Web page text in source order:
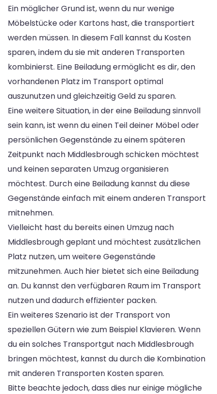
Ein möglicher Grund ist, wenn du nur wenige
Möbelstücke oder Kartons hast, die transportiert
werden müssen. In diesem Fall kannst du Kosten
sparen, indem du sie mit anderen Transporten
kombinierst. Eine Beiladung ermöglicht es dir, den
vorhandenen Platz im Transport optimal
auszunutzen und gleichzeitig Geld zu sparen.
Eine weitere Situation, in der eine Beiladung sinnvoll
sein kann, ist wenn du einen Teil deiner Möbel oder
persönlichen Gegenstände zu einem späteren
Zeitpunkt nach Middlesbrough schicken möchtest
und keinen separaten Umzug organisieren
möchtest. Durch eine Beiladung kannst du diese
Gegenstände einfach mit einem anderen Transport
mitnehmen.
Vielleicht hast du bereits einen Umzug nach
Middlesbrough geplant und möchtest zusätzlichen
Platz nutzen, um weitere Gegenstände
mitzunehmen. Auch hier bietet sich eine Beiladung
an. Du kannst den verfügbaren Raum im Transport
nutzen und dadurch effizienter packen.
Ein weiteres Szenario ist der Transport von
speziellen Gütern wie zum Beispiel Klavieren. Wenn
du ein solches Transportgut nach Middlesbrough
bringen möchtest, kannst du durch die Kombination
mit anderen Transporten Kosten sparen.
Bitte beachte jedoch, dass dies nur einige mögliche